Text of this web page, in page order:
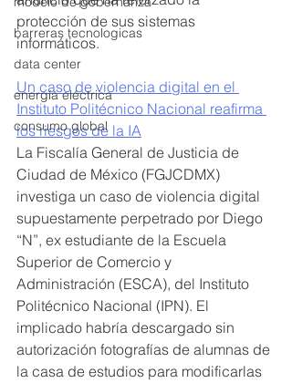
barreras tecnologicas
data center
energía eléctrica
consumo global
protección de sus sistemas
informáticos.
Un caso de violencia digital en el
Instituto Politécnico Nacional reafirma
los riesgos de la IA
La Fiscalía General de Justicia de
Ciudad de México (FGJCDMX)
investiga un caso de violencia digital
supuestamente perpetrado por Diego
“N”, ex estudiante de la Escuela
Superior de Comercio y
Administración (ESCA), del Instituto
Politécnico Nacional (IPN). El
implicado habría descargado sin
autorización fotografías de alumnas de
la casa de estudios para modificarlas